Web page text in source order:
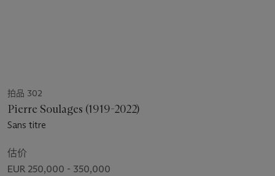
拍品 302
Pierre Soulages (1919-2022)
Sans titre
估价
EUR 250,000 - 350,000